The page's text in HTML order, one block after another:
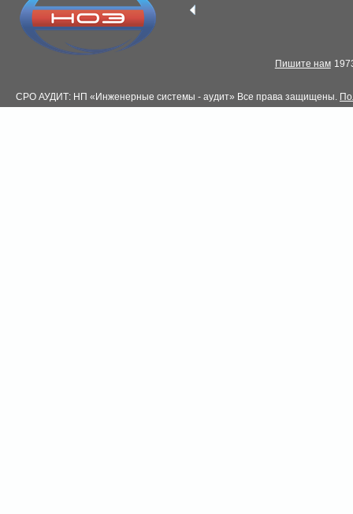
СРО АУДИТ: НП «Инженерные системы - аудит» Все права защищены.
Пишите нам